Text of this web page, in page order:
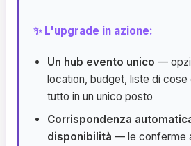
✨ L'upgrade in azione:
Un hub evento unico —
location, budget, liste di
tutto in un unico posto
Corrispondenza
disponibilità — le conferme